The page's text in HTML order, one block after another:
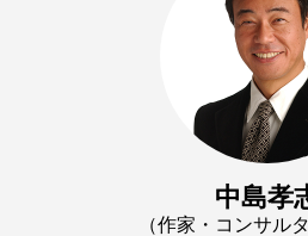
中島孝
（作家・コンサル